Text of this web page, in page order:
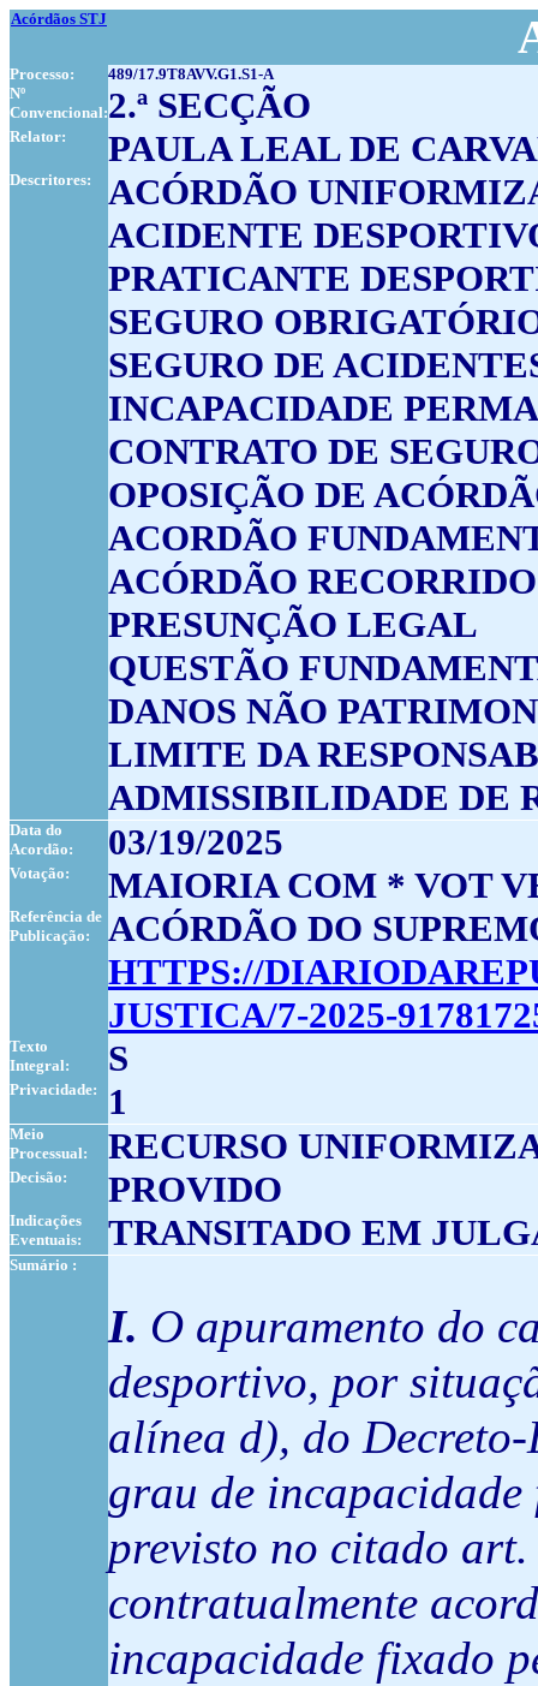
Acórdãos STJ
Processo:
489/17.9T8AVV.G1.S1-A
Nº
Convencional:2.ª SECÇÃO
Relator: PAULA LEAL DE
Descritores:
ACÓRDÃO
ACIDENTE
PRATICANTE
SEGURO
SEGURO DE
INCAPACIDADE
CONTRATO DE
OPOSIÇÃO DE
ACORDÃO
ACÓRDÃO RECORRIDO
PRESUNÇÃO LEGAL
QUESTÃO
DANOS NÃO
LIMITE DA
ADMISSIBILIDADE DE
Data do
Acordão:
03/19/2025
Votação: MAIORIA COM * VOT
Referência de
Publicação:
ACÓRDÃO DO
HTTPS://
JUSTICA/7-2025-
Texto
Integral:
S
Privacidade: 1
Meio
Processual:
RECURSO
Decisão: PROVIDO
Indicações
Eventuais:
TRANSITADO EM
Sumário :
I. O apuramento do
desportivo, por
alínea d), do
grau de
previsto no citado
contratualmente
incapacidade fixado